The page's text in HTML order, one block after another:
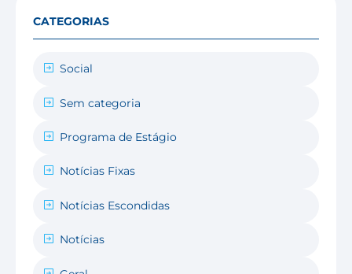
CATEGORIAS
Social
Sem categoria
Programa de Estágio
Notícias Fixas
Notícias Escondidas
Notícias